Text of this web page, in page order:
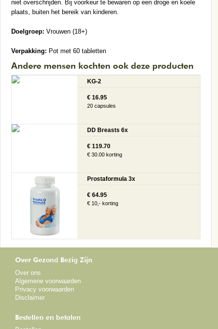
niet overschrijden. Bij voorkeur te bewaren op een droge en koele
plaats, buiten het bereik van kinderen.
Doelgroep: Vrouwen (18+)
Verpakking: Pot met 60 tabletten
Andere mensen kochten ook deze producten
KG-2
€ 16.95
20 capsules
DD Breasts 6x
€ 119.70
€ 30.00 korting
Prostaformula 3x
€ 64.95
€ 10,- korting
Over Gezond Bezig Zijn
Over ons
Algemene voorwaarden
Privacy voorwaarden
Disclaimer
Bestellen en betalen